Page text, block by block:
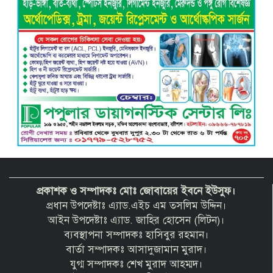
এ্যাডঃ মুজিবুর রহমান সরোয়ার কে ফুলেল
শুভেচ্ছা”
প্রকাশক ও সম্পাদকঃ মোঃ জোবায়ের ইবনে ইউসুফ।
প্রধান উপদেষ্টাঃ এ্যাড.এইচ এম তসলিম উদ্দিন।
আইন উপদেষ্টাঃ এ্যাড. জাহির হোসেন (লিটন)।
ব্যবস্থাপনা সম্পাদকঃ হাসিবুর রহমান।
বার্তা সম্পাদকঃ আসাদুজামান মুরাদ।
যুগ্ম সম্পাদকঃ শেখ মুরাদ আহম্মদ।